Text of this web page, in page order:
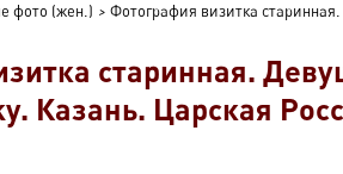
фото (жен.) > Фотография визитка
старинная.
Казань. Царская